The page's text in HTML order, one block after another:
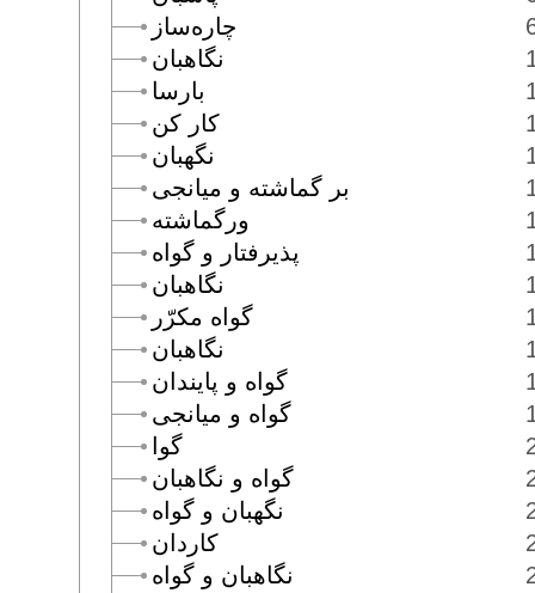
چاره‌ساز
نگاهبان
بارسا
كار كن
نگهبان
بر گماشته و ميانجى
ورگماشته
پذيرفتار و گواه
نگاهبان
گواه مكرّر
نگاهبان
گواه و پايندان
گواه و ميانجى
گوا
گواه و نگاهبان
نگهبان و گواه
كاردان
نگاهبان و گواه